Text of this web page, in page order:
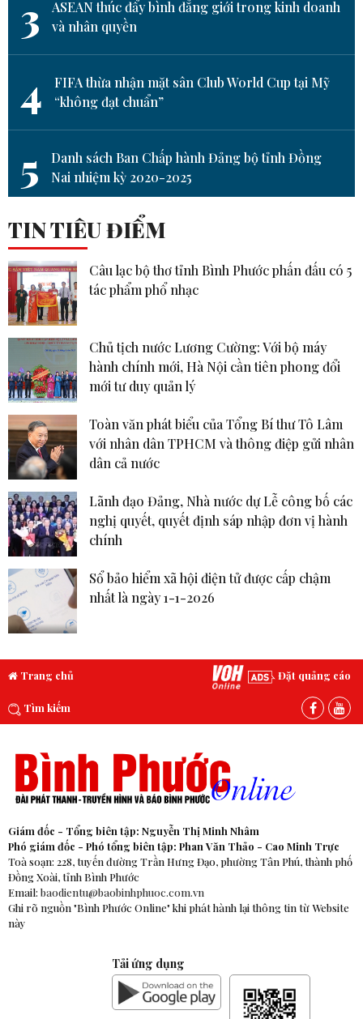
3
ASEAN thúc đẩy bình đẳng giới trong kinh doanh
và nhân quyền
4
FIFA thừa nhận mặt sân Club World Cup tại Mỹ
“không đạt chuẩn”
5
Danh sách Ban Chấp hành Đảng bộ tỉnh Đồng
Nai nhiệm kỳ 2020-2025
TIN TIÊU ĐIỂM
Câu lạc bộ thơ tỉnh Bình Phước phấn đấu có 5
tác phẩm phổ nhạc
Chủ tịch nước Lương Cường: Với bộ máy
hành chính mới, Hà Nội cần tiên phong đổi
mới tư duy quản lý
Toàn văn phát biểu của Tổng Bí thư Tô Lâm
với nhân dân TPHCM và thông điệp gửi nhân
dân cả nước
Lãnh đạo Đảng, Nhà nước dự Lễ công bố các
nghị quyết, quyết định sáp nhập đơn vị hành
chính
Sổ bảo hiểm xã hội điện tử được cấp chậm
nhất là ngày 1-1-2026
Trang chủ Đặt quảng cáo
Tìm kiếm
Giám đốc - Tổng biên tập: Nguyễn Thị Minh Nhâm
Phó giám đốc - Phó tổng biên tập: Phan Văn Thảo - Cao Minh Trực
Toà soạn: 228, tuyến đường Trần Hưng Đạo, phường Tân Phú, thành phố
Đồng Xoài, tỉnh Bình Phước
Email: baodientu@baobinhphuoc.com.vn
Ghi rõ nguồn "Bình Phước Online" khi phát hành lại thông tin từ Website
này
Tải ứng dụng